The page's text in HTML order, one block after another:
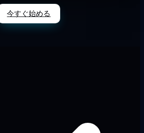
今すぐ始める